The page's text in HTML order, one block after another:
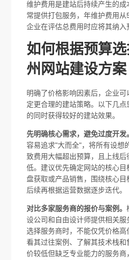
维护费用是建站后持续产生的
常提供打包服务，年维护费用从
企业在评估总费用时应将其纳入
如何根据预算
州网站建设方案
明确了价格影响因素后，企业可
定更合理的建站策略。以下几
的同时获得较好的建站效果。
先明确核心需求，避免过度开发
容易追求"大而全"，将所有设想
致费用大幅超出预算，且上线
低。建议优先确定网站的核心
盘获取或产品销售，围绕核心目
后续再根据运营数据逐步迭代。
对比多家服务商的报价与案例。
设公司和自由设计师提供相关
选择服务商时，不能仅凭价格
看其过往案例、了解其技术栈
价较低但缺乏专业能力的服务